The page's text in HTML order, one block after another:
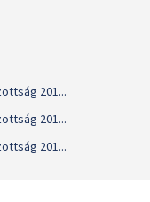
201...
201...
201...